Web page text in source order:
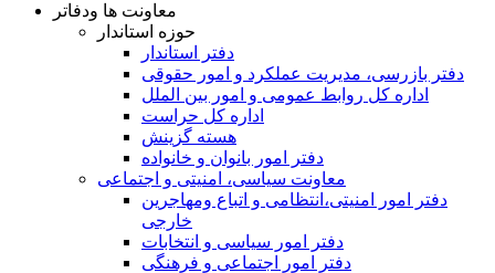
معاونت ها ودفاتر
حوزه استاندار
دفتر استاندار
دفتر بازرسی، مدیریت عملکرد و امور حقوقی
اداره کل روابط عمومی و امور بین الملل
اداره کل حراست
هسته گزینش
دفتر امور بانوان و خانواده
معاونت سیاسی، امنیتی و اجتماعی
دفتر امور امنيتی،انتظامی و اتباع ومهاجرین
خارجی
دفتر امور سیاسی و انتخابات
دفتر امور اجتماعی و فرهنگی